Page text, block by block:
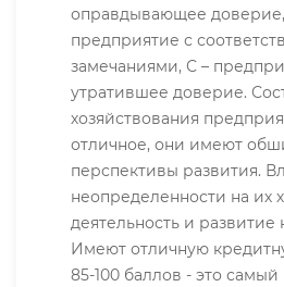
оправдывающее
предприятие с
замечаниями, С –
утратившее доверие.
хозяйствования
отличное, они имеют
перспективы развития.
неопределенности на их
деятельность и развитие
Имеют отличную
85-100 баллов - это